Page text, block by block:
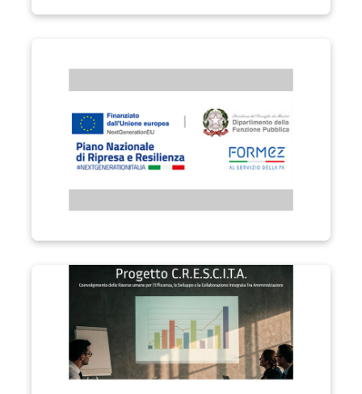
Progetto C.R.E.S.C.I.T.A.